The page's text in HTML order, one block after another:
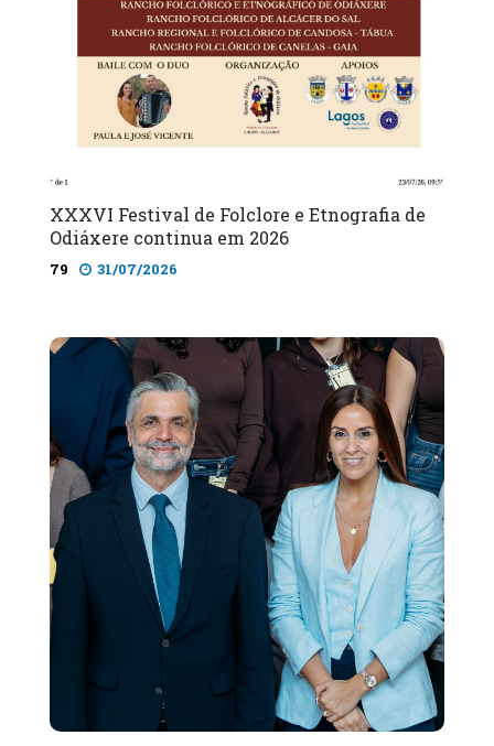
XXXVI Festival de Folclore e Etnografia de
Odiáxere continua em 2026
79 31/07/2026